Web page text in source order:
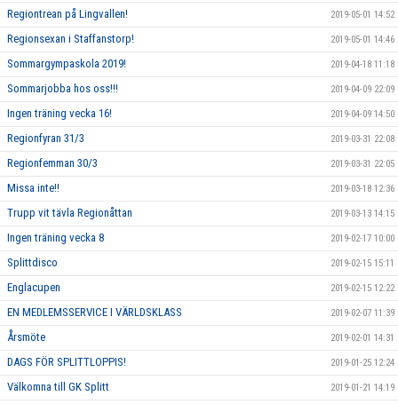
Regiontrean på Lingvallen! 2019-05-01 14:52
Regionsexan i Staffanstorp! 2019-05-01 14:46
Sommargympaskola 2019! 2019-04-18 11:18
Sommarjobba hos oss!!! 2019-04-09 22:09
Ingen träning vecka 16! 2019-04-09 14:50
Regionfyran 31/3 2019-03-31 22:08
Regionfemman 30/3 2019-03-31 22:05
Missa inte!! 2019-03-18 12:36
Trupp vit tävla Regionåttan 2019-03-13 14:15
Ingen träning vecka 8 2019-02-17 10:00
Splittdisco 2019-02-15 15:11
Englacupen 2019-02-15 12:22
EN MEDLEMSSERVICE I VÄRLDSKLASS 2019-02-07 11:39
Årsmöte 2019-02-01 14:31
DAGS FÖR SPLITTLOPPIS! 2019-01-25 12:24
Välkomna till GK Splitt 2019-01-21 14:19